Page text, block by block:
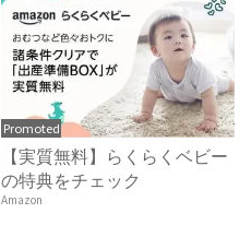
Promoted
【実質無料】らくらくベビー
の特典をチェック
Amazon